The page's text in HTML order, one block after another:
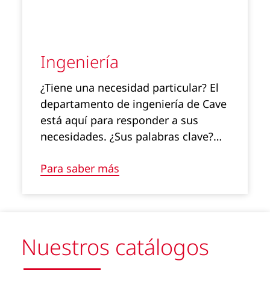
Ingeniería
¿Tiene una necesidad particular? El
departamento de ingeniería de Cave
está aquí para responder a sus
necesidades. ¿Sus palabras clave?…
Para saber más
Nuestros catálogos